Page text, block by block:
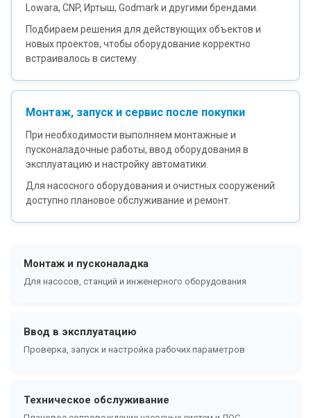
Lowara, CNP, Иртыш, Godmark и другими брендами.
Подбираем решения для действующих объектов и
новых проектов, чтобы оборудование корректно
встраивалось в систему.
Монтаж, запуск и сервис после покупки
При необходимости выполняем монтажные и
пусконаладочные работы, ввод оборудования в
эксплуатацию и настройку автоматики.
Для насосного оборудования и очистных сооружений
доступно плановое обслуживание и ремонт.
Монтаж и пусконаладка
Для насосов, станций и инженерного оборудования
Ввод в эксплуатацию
Проверка, запуск и настройка рабочих параметров
Техническое обслуживание